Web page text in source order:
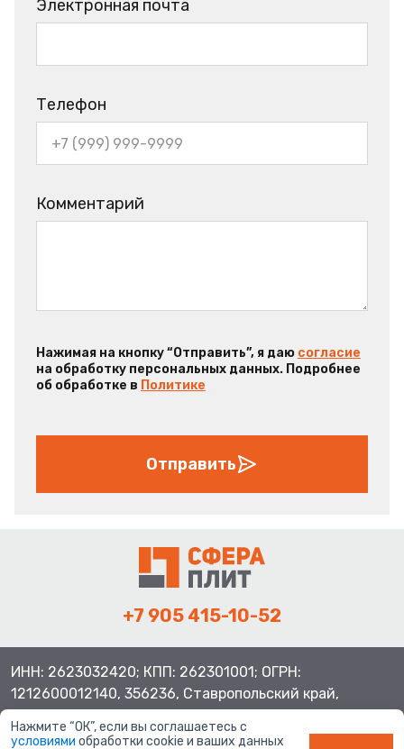
Электронная почта
Телефон
Комментарий
Нажимая на кнопку “Отправить”, я даю согласие
на обработку персональных данных. Подробнее
об обработке в Политике
Отправить
+7 905 415-10-52
ИНН: 2623032420; КПП: 262301001; ОГРН:
1212600012140, 356236, Ставропольский край,
Шпаковский район, с.Верхнерусское, ул.Батайская 3
Нажмите “ОК”, если вы соглашаетесь с
условиями обработки cookie и ваших данных